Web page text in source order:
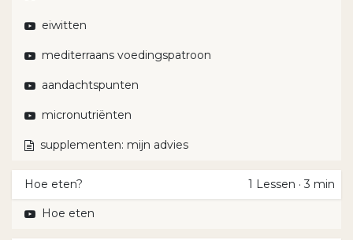
eiwitten
mediterraans voedingspatroon
aandachtspunten
micronutriënten
supplementen: mijn advies
Hoe eten? 1 Lessen · 3 min
Hoe eten